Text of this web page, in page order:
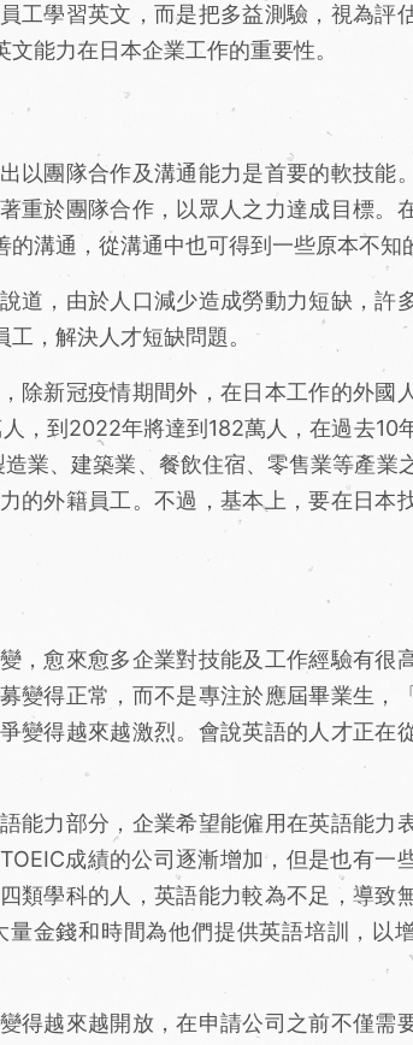
工學習英文，而是把多益測驗，視為評
能力在日本企業工作的重要性。
以團隊合作及溝通能力是首要的軟技能
重於團隊合作，以眾人之力達成目標。
溝通，從溝通中也可得到一些原本不知
道，由於人口減少造成勞動力短缺，許
，解決人才短缺問題。
除新冠疫情期間外，在日本工作的外國
，到2022年將達到182萬人，在過去10
業、建築業、餐飲住宿、零售業等產業
的外籍員工。不過，基本上，要在日本
，愈來愈多企業對技能及工作經驗有很
變得正常，而不是專注於應屆畢業生，
變得越來越激烈。會說英語的人才正在
能力部分，企業希望能僱用在英語能力
成績的公司逐漸增加，但是也有一
類學科的人，英語能力較為不足，導致
金錢和時間為他們提供英語培訓，以
得越來越開放，在申請公司之前不僅需